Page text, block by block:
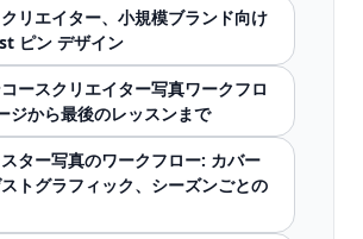
リエイター、小規模ブランド向け
ピン デザイン
ースクリエイター写真ワークフロ
ジから最後のレッスンまで
ター写真のワークフロー: カバー
トグラフィック、シーズンごとの